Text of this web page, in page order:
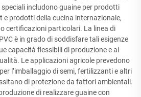
includono guaine per prodotti
e prodotti della cucina internazionale,
certificazioni particolari. La linea di
è in grado di soddisfare tali esigenze
capacità flessibili di produzione e ai
Le applicazioni agricole prevedono
l’imballaggio di semi, fertilizzanti e altri
di protezione da fattori ambientali.
di realizzare guaine con